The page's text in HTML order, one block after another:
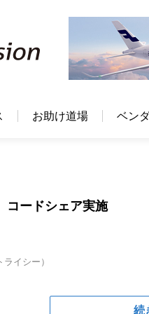
お助け道場 ベン
コードシェア実施
イシー）
続